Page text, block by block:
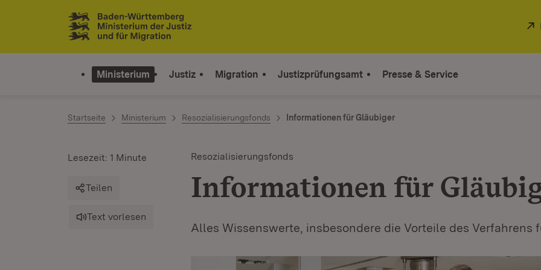
Zum Inhalt springen
Link zur Startseite
Ministerium Justiz Migration Justizprüfungsamt Presse & Service
Startseite Ministerium Resozialisierungsfonds Informationen für Gläubiger
Resozialisierungsfonds
Informationen für
Alles Wissenswerte, insbesondere die Vorteile des Verfahrens
Lesezeit: 1 Minute
Teilen
Text vorlesen